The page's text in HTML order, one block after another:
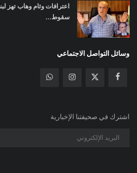
اعترافات وئام وهاب تهز
سقوط...
وسائل التواصل الاجتماعي
اشترك في صحيفتنا الإخبارية